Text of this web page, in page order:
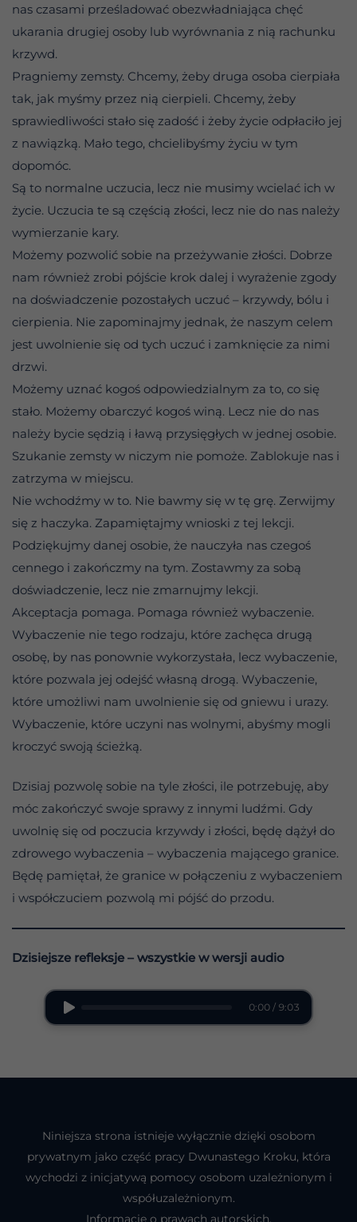
nas czasami prześladować obezwładniająca chęć
ukarania drugiej osoby lub wyrównania z nią rachunku
krzywd.
Pragniemy zemsty. Chcemy, żeby druga osoba cierpiała
tak, jak myśmy przez nią cierpieli. Chcemy, żeby
sprawiedliwości stało się zadość i żeby życie odpłaciło jej
z nawiązką. Mało tego, chcielibyśmy życiu w tym
dopomóc.
Są to normalne uczucia, lecz nie musimy wcielać ich w
życie. Uczucia te są częścią złości, lecz nie do nas należy
wymierzanie kary.
Możemy pozwolić sobie na przeżywanie złości. Dobrze
nam również zrobi pójście krok dalej i wyrażenie zgody
na doświadczenie pozostałych uczuć – krzywdy, bólu i
cierpienia. Nie zapominajmy jednak, że naszym celem
jest uwolnienie się od tych uczuć i zamknięcie za nimi
drzwi.
Możemy uznać kogoś odpowiedzialnym za to, co się
stało. Możemy obarczyć kogoś winą. Lecz nie do nas
należy bycie sędzią i ławą przysięgłych w jednej osobie.
Szukanie zemsty w niczym nie pomoże. Zablokuje nas i
zatrzyma w miejscu.
Nie wchodźmy w to. Nie bawmy się w tę grę. Zerwijmy
się z haczyka. Zapamiętajmy wnioski z tej lekcji.
Podziękujmy danej osobie, że nauczyła nas czegoś
cennego i zakończmy na tym. Zostawmy za sobą
doświadczenie, lecz nie zmarnujmy lekcji.
Akceptacja pomaga. Pomaga również wybaczenie.
Wybaczenie nie tego rodzaju, które zachęca drugą
osobę, by nas ponownie wykorzystała, lecz wybaczenie,
które pozwala jej odejść własną drogą. Wybaczenie,
które umożliwi nam uwolnienie się od gniewu i urazy.
Wybaczenie, które uczyni nas wolnymi, abyśmy mogli
kroczyć swoją ścieżką.
Dzisiaj pozwolę sobie na tyle złości, ile potrzebuję, aby
móc zakończyć swoje sprawy z innymi ludźmi. Gdy
uwolnię się od poczucia krzywdy i złości, będę dążył do
zdrowego wybaczenia – wybaczenia mającego granice.
Będę pamiętał, że granice w połączeniu z wybaczeniem
i współczuciem pozwolą mi pójść do przodu.
Dzisiejsze refleksje – wszystkie w wersji audio
0:00 / 9:03
Niniejsza strona istnieje wyłącznie dzięki osobom
prywatnym jako część pracy Dwunastego Kroku, która
wychodzi z inicjatywą pomocy osobom uzależnionym i
współuzależnionym.
Informacje o prawach autorskich.